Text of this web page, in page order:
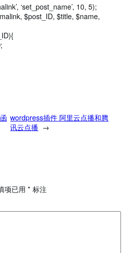
‘set_post_name’, 10, 5);
$post_ID, $title, $name,
wordpress插件 阿里云点播和腾
讯云点播 →
项已用 * 标注